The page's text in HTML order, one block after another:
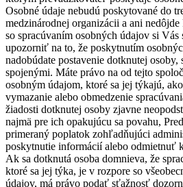
Osobné údaje nebudú poskytované do
medzinárodnej organizácii a ani
so spracúvaním osobných údajov si Vás
upozorniť na to, že poskytnutím
nadobúdate postavenie dotknutej
spojenými. Máte právo na od tejto
osobným údajom, ktoré sa jej týkajú,
vymazanie alebo obmedzenie
žiadosti dotknutej osoby zjavne
najmä pre ich opakujúcu sa povahu,
primeraný poplatok zohľadňujúci
poskytnutie informácií alebo odmietnuť
Ak sa dotknutá osoba domnieva, že
ktoré sa jej týka, je v rozpore so
údajov, má právo podať sťažnosť